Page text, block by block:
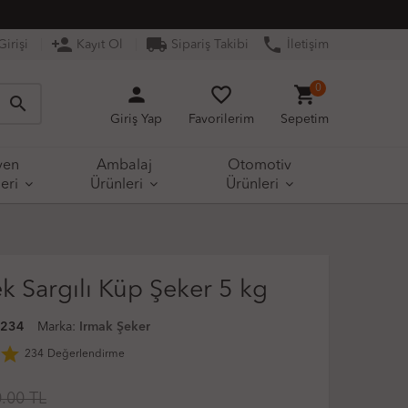
person_add Kayıt Ol local_shipping Sipariş Takibi phone İletişim
search person
Giriş Yap
favorite_border
Favorilerim
shopping_cart
Sepetim
0
Ambalaj
Ürünleri
Otomotiv
Ürünleri
Sargılı Küp Şeker 5 kg
Marka: Irmak Şeker
234 Değerlendirme
TL